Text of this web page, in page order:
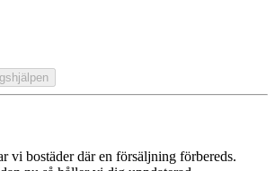
vi bostäder där en försäljning förbereds.